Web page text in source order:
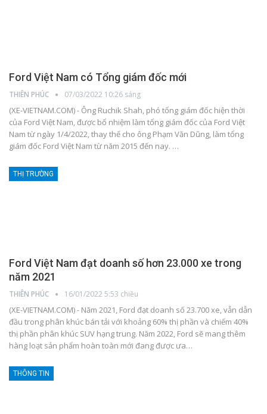
Ford Việt Nam có Tổng giám đốc mới
THIÊN PHÚC 07/03/2022 10:26 sáng
(XE-VIETNAM.COM) - Ông Ruchik Shah, phó tổng giám đốc hiện thời
của Ford Việt Nam, được bổ nhiệm làm tổng giám đốc của Ford Việt
Nam từ ngày 1/4/2022, thay thế cho ông Phạm Văn Dũng, làm tổng
giám đốc Ford Việt Nam từ năm 2015 đến nay. …
THỊ TRƯỜNG
Ford Việt Nam đạt doanh số hơn 23.000 xe trong
năm 2021
THIÊN PHÚC 16/01/2022 5:53 chiều
(XE-VIETNAM.COM) - Năm 2021, Ford đạt doanh số 23.700 xe, vẫn dẫn
đầu trong phân khúc bán tải với khoảng 60% thị phần và chiếm 40%
thị phần phân khúc SUV hạng trung. Năm 2022, Ford sẽ mang thêm
hàng loạt sản phẩm hoàn toàn mới đang được ưa…
THÔNG TIN